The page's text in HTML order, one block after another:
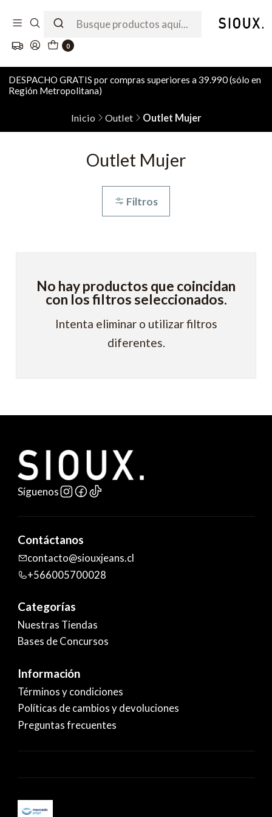
0
DESPACHO GRATIS por compras superiores a 39.990 (sólo en
Región Metropolitana)
Inicio Outlet Outlet Mujer
Outlet Mujer
Filtros
No hay productos que coincidan
con los filtros seleccionados.
Intenta eliminar o utilizar filtros
diferentes.
Síguenos
Contáctanos
contacto@siouxjeans.cl
+566005700028
Categorías
Nuestras Tiendas
Bases de Concursos
Información
Términos y condiciones
Políticas de cambios y devoluciones
Preguntas frecuentes